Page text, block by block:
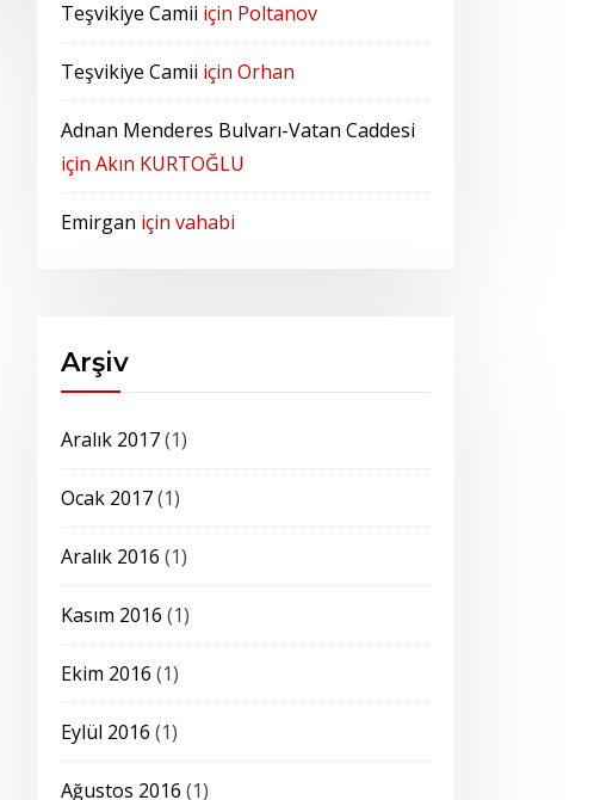
Teşvikiye Camii için Poltanov
Teşvikiye Camii için Orhan
Adnan Menderes Bulvarı-Vatan Caddesi
için Akın KURTOĞLU
Emirgan için vahabi
Arşiv
Aralık 2017(1)
Ocak 2017(1)
Aralık 2016 (1)
Kasım 2016 (1)
Ekim 2016 (1)
Eylül 2016 (1)
Ağustos 2016 (1)